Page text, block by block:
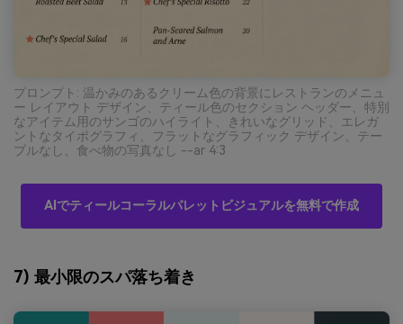
プロンプト: 温かみのあるクリーム色の背景にレストランのメニュ
ー レイアウト デザイン、ティール色のセクション ヘッダー、特別
なアイテム用のサンゴのハイライト、きれいなグリッド、エレガ
ントなタイポグラフィ、フラットなグラフィック デザイン、テー
ブルなし、食べ物の写真なし --ar 4:3
AIでティールコーラルパレットビジュアルを無料で作成
7) 最小限のスパ落ち着き